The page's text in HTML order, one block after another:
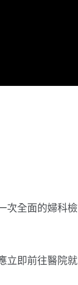
次全面的婦科
立即前往醫院